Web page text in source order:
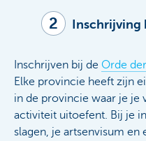
2 Inschrijving
Inschrijven bij de Orde
Elke provincie heeft zijn
in de provincie waar je je
activiteit uitoefent. Bij je
slagen, je artsenvisum en